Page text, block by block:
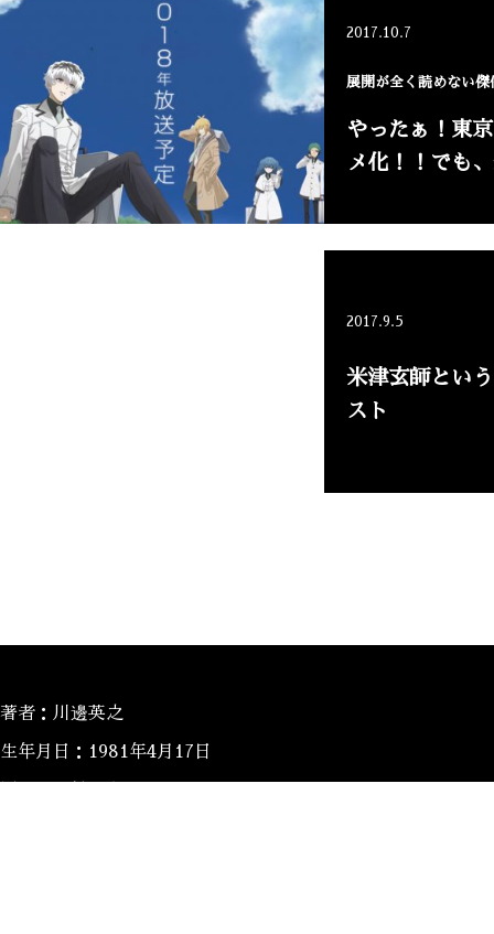
2017.10.7
展開が全く読めない
やったぁ！東
メ化！！でも
2017.9.5
米津玄師とい
スト
著者：川邊英之
生年月日：1981年4月17日